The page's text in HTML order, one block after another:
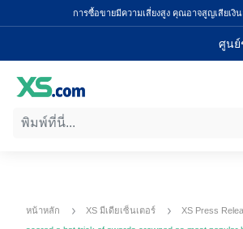
การซื้อขายมีความเสี่ยงสูง คุณอาจสูญเสียเงิ
ศูนย์
หน้าหลัก XS มีเดียเซ็นเตอร์ XS Press